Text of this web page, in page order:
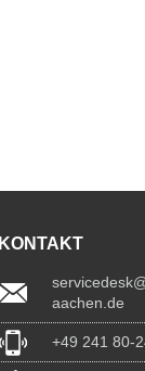
KONTAKT
aachen.de
+49 241 80-